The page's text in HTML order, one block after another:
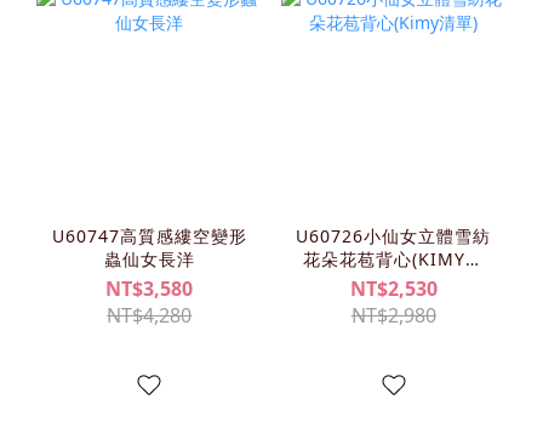
U60747高質感縷空變形
蟲仙女長洋
NT$3,580
NT$4,280
U60726小仙女立體雪紡
花朵花苞背心(KIMY清
單)
NT$2,530
NT$2,980